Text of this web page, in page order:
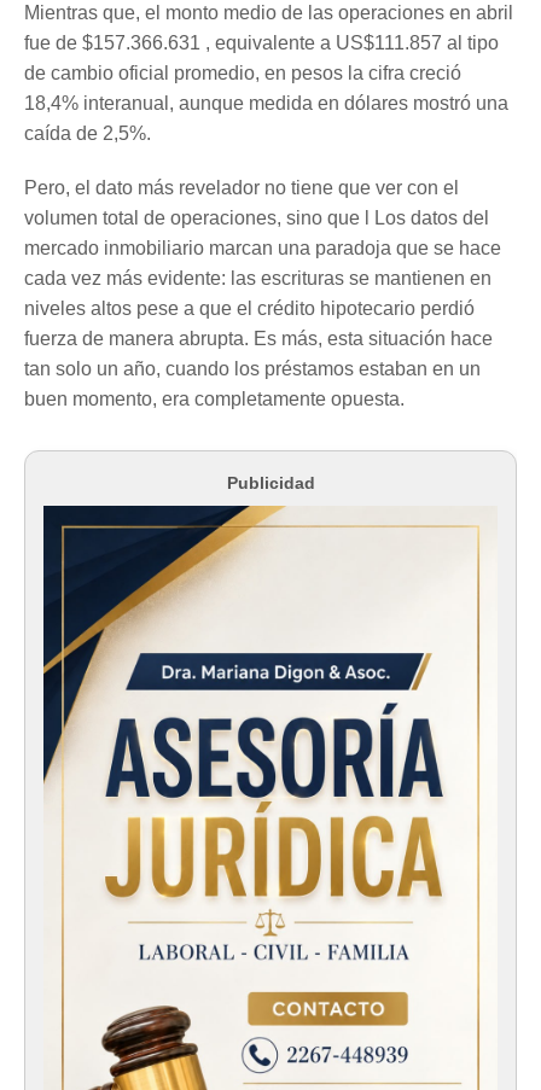
Mientras que, el monto medio de las operaciones en abril
fue de $157.366.631 , equivalente a US$111.857 al tipo
de cambio oficial promedio, en pesos la cifra creció
18,4% interanual, aunque medida en dólares mostró una
caída de 2,5%.
Pero, el dato más revelador no tiene que ver con el
volumen total de operaciones, sino que l Los datos del
mercado inmobiliario marcan una paradoja que se hace
cada vez más evidente: las escrituras se mantienen en
niveles altos pese a que el crédito hipotecario perdió
fuerza de manera abrupta. Es más, esta situación hace
tan solo un año, cuando los préstamos estaban en un
buen momento, era completamente opuesta.
Publicidad